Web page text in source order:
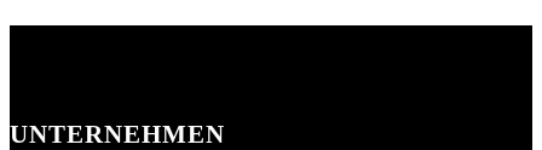
UNTERNEHMEN